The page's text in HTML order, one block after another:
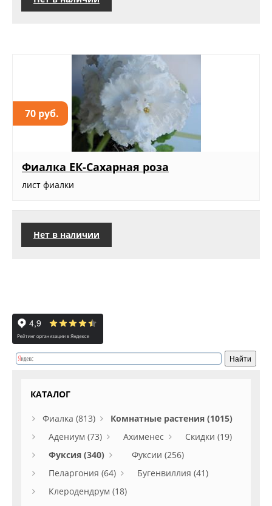
70 руб.
Фиалка ЕК-Сахарная роза
лист фиалки
Нет в наличии
КАТАЛОГ
Фиалка (813)
Комнатные растения (1015)
Адениум (73)
Ахименес
Скидки (19)
Фуксия (340)
Фуксии (256)
Пеларгония (64)
Бугенвиллия (41)
Клеродендрум (18)